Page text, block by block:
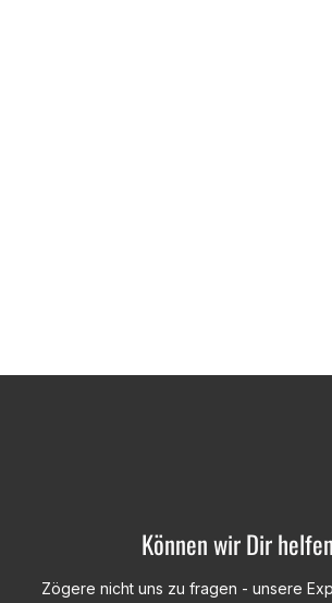
Können wir Dir
Zögere nicht uns zu fragen - unsere